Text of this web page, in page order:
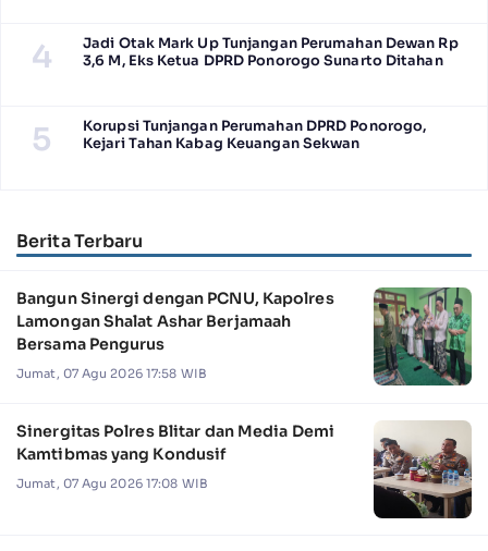
4
Jadi Otak Mark Up Tunjangan Perumahan Dewan Rp
3,6 M, Eks Ketua DPRD Ponorogo Sunarto Ditahan
5
Korupsi Tunjangan Perumahan DPRD Ponorogo,
Kejari Tahan Kabag Keuangan Sekwan
Berita Terbaru
Bangun Sinergi dengan PCNU, Kapolres
Lamongan Shalat Ashar Berjamaah
Bersama Pengurus
Jumat, 07 Agu 2026 17:58 WIB
Sinergitas Polres Blitar dan Media Demi
Kamtibmas yang Kondusif
Jumat, 07 Agu 2026 17:08 WIB